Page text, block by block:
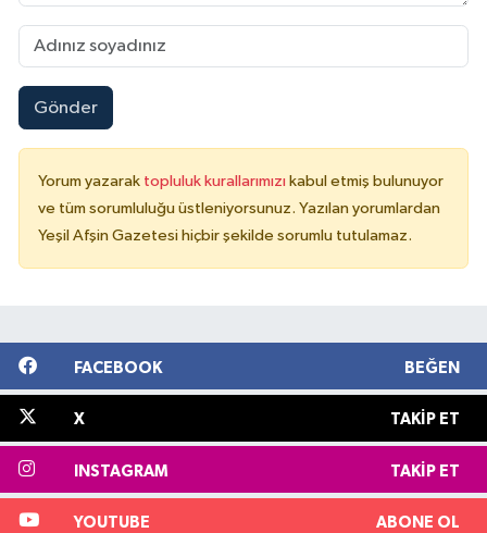
Gönder
Yorum yazarak topluluk kurallarımızı kabul etmiş bulunuyor
ve tüm sorumluluğu üstleniyorsunuz. Yazılan yorumlardan
Yeşil Afşin Gazetesi hiçbir şekilde sorumlu tutulamaz.
FACEBOOK BEĞEN
X TAKIP ET
INSTAGRAM TAKIP ET
YOUTUBE ABONE OL